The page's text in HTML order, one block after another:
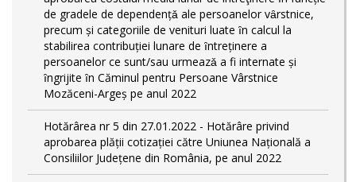
de gradele de dependențǎ ale persoanelor vȃrstnice,
precum și categoriile de venituri luate ȋn calcul la
stabilirea contribuției lunare de ȋntreținere a
persoanelor ce sunt/sau urmeazǎ a fi internate și
ȋngrijite ȋn Căminul pentru Persoane Vârstnice
Mozăceni-Argeș pe anul 2022
Hotărârea nr 5 din 27.01.2022 - Hotărâre privind
aprobarea plății cotizației către Uniunea Națională a
Consiliilor Județene din România, pe anul 2022